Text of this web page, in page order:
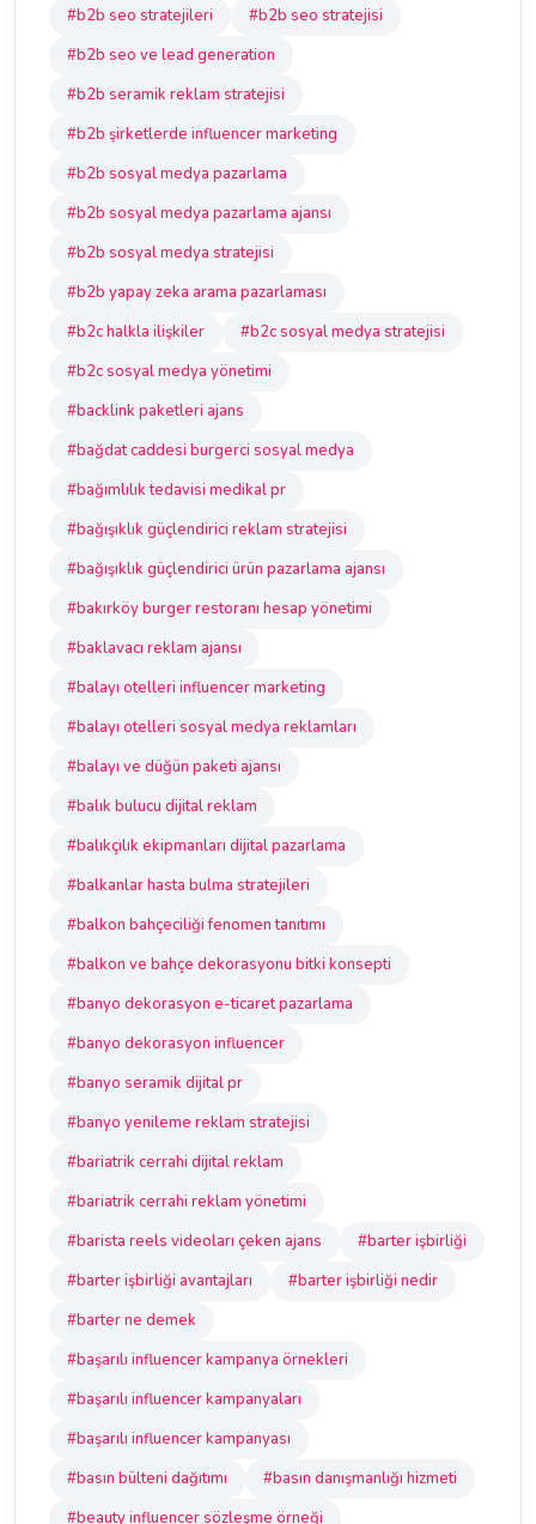
#b2b seo stratejileri
#b2b seo stratejisi
#b2b seo ve lead generation
#b2b seramik reklam stratejisi
#b2b şirketlerde influencer marketing
#b2b sosyal medya pazarlama
#b2b sosyal medya pazarlama ajansı
#b2b sosyal medya stratejisi
#b2b yapay zeka arama pazarlaması
#b2c halkla ilişkiler
#b2c sosyal medya stratejisi
#b2c sosyal medya yönetimi
#backlink paketleri ajans
#bağdat caddesi burgerci sosyal medya
#bağımlılık tedavisi medikal pr
#bağışıklık güçlendirici reklam stratejisi
#bağışıklık güçlendirici ürün pazarlama ajansı
#bakırköy burger restoranı hesap yönetimi
#baklavacı reklam ajansı
#balayı otelleri influencer marketing
#balayı otelleri sosyal medya reklamları
#balayı ve düğün paketi ajansı
#balık bulucu dijital reklam
#balıkçılık ekipmanları dijital pazarlama
#balkanlar hasta bulma stratejileri
#balkon bahçeciliği fenomen tanıtımı
#balkon ve bahçe dekorasyonu bitki konsepti
#banyo dekorasyon e-ticaret pazarlama
#banyo dekorasyon influencer
#banyo seramik dijital pr
#banyo yenileme reklam stratejisi
#bariatrik cerrahi dijital reklam
#bariatrik cerrahi reklam yönetimi
#barista reels videoları çeken ajans
#barter işbirliği
#barter işbirliği avantajları
#barter işbirliği nedir
#barter ne demek
#başarılı influencer kampanya örnekleri
#başarılı influencer kampanyaları
#başarılı influencer kampanyası
#basın bülteni dağıtımı
#basın danışmanlığı hizmeti
#beauty influencer sözleşme örneği